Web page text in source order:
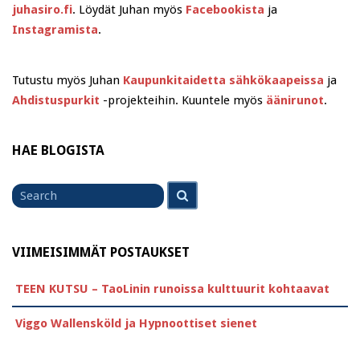
juhasiro.fi. Löydät Juhan myös Facebookista ja
Instagramista.
Tutustu myös Juhan Kaupunkitaidetta sähkökaapeissa ja
Ahdistuspurkit -projekteihin. Kuuntele myös äänirunot.
HAE BLOGISTA
Search
for
VIIMEISIMMÄT POSTAUKSET
TEEN KUTSU – TaoLinin runoissa kulttuurit kohtaavat
Viggo Wallensköld ja Hypnoottiset sienet